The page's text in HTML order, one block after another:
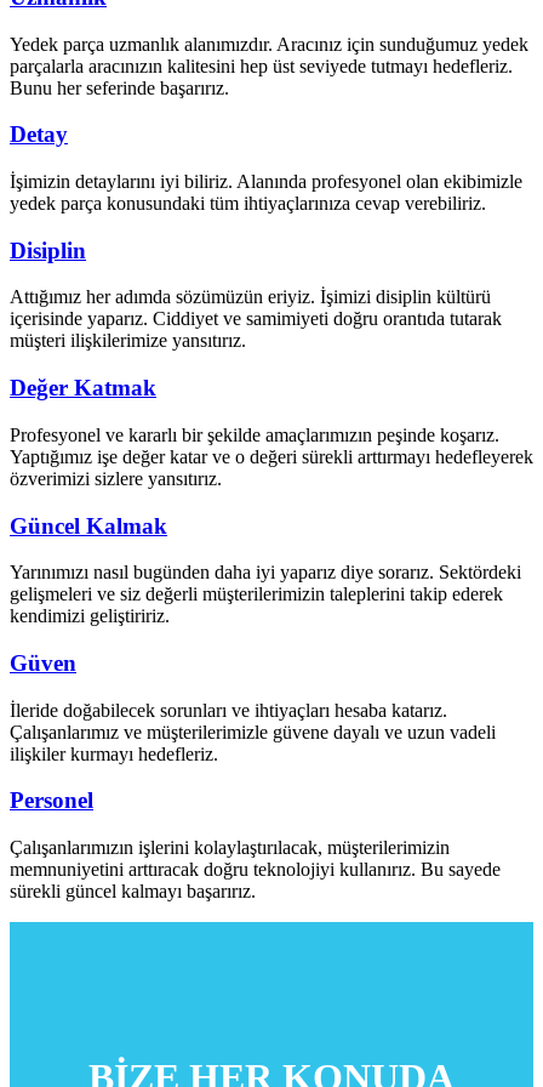
Yedek parça uzmanlık alanımızdır. Aracınız için sunduğumuz yedek
parçalarla aracınızın kalitesini hep üst seviyede tutmayı hedefleriz.
Bunu her seferinde başarırız.
Detay
İşimizin detaylarını iyi biliriz. Alanında profesyonel olan ekibimizle
yedek parça konusundaki tüm ihtiyaçlarınıza cevap verebiliriz.
Disiplin
Attığımız her adımda sözümüzün eriyiz. İşimizi disiplin kültürü
içerisinde yaparız. Ciddiyet ve samimiyeti doğru orantıda tutarak
müşteri ilişkilerimize yansıtırız.
Değer Katmak
Profesyonel ve kararlı bir şekilde amaçlarımızın peşinde koşarız.
Yaptığımız işe değer katar ve o değeri sürekli arttırmayı hedefleyerek
özverimizi sizlere yansıtırız.
Güncel Kalmak
Yarınımızı nasıl bugünden daha iyi yaparız diye sorarız. Sektördeki
gelişmeleri ve siz değerli müşterilerimizin taleplerini takip ederek
kendimizi geliştiririz.
Güven
İleride doğabilecek sorunları ve ihtiyaçları hesaba katarız.
Çalışanlarımız ve müşterilerimizle güvene dayalı ve uzun vadeli
ilişkiler kurmayı hedefleriz.
Personel
Çalışanlarımızın işlerini kolaylaştırılacak, müşterilerimizin
memnuniyetini arttıracak doğru teknolojiyi kullanırız. Bu sayede
sürekli güncel kalmayı başarırız.
BİZE HER KONUDA